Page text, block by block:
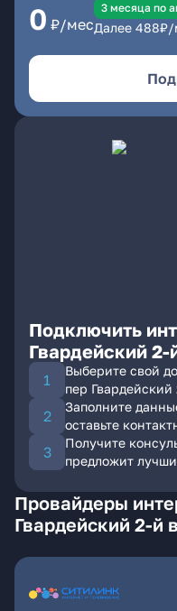
0 ₽/мес
3 месяцa по
Далее 488₽/
Подключить
Гвардейский
Выберите свой
пер Гвардейский
Заполните
оставьте
Получите
предложит
Провайдеры
Гвардейский 2-й